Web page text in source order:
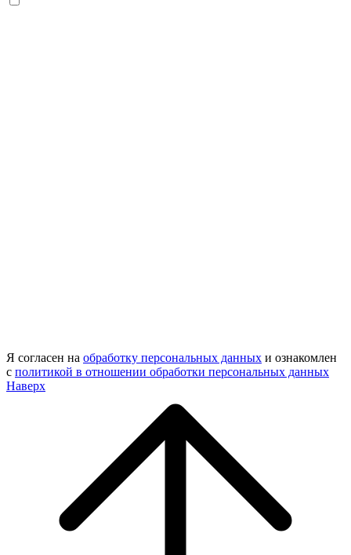
Я согласен на обработку персональных данных и ознакомлен
с политикой в отношении обработки персональных данных
Наверх